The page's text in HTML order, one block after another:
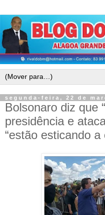
segunda-feira, 22 de
Bolsonaro diz que
presidência e
“estão esticando a